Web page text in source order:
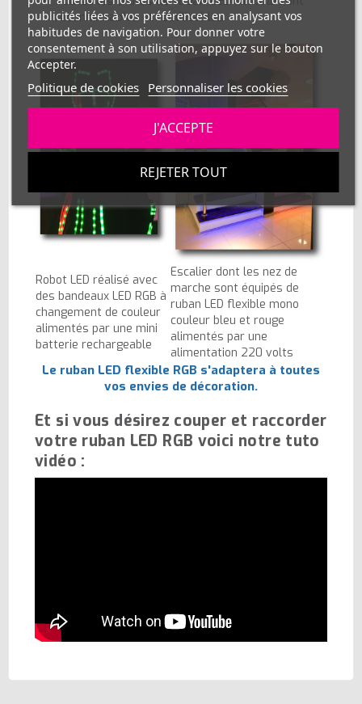
reconnectables et réutilisables
Robot LED réalisé avec
des bandeaux LED RGB à
changement de couleur
alimentés par une mini
batterie rechargeable
Escalier dont les nez de
marche sont équipés de
ruban LED flexible mono
couleur bleu et rouge
alimentés par une
alimentation 220 volts
Le ruban LED flexible RGB s'adaptera à toutes
vos envies de décoration.
Et si vous désirez couper et raccorder
votre ruban LED RGB voici notre tuto
vidéo :
publicités liées à vos préférences en analysant vos
habitudes de navigation. Pour donner votre
consentement à son utilisation, appuyez sur le bouton
Accepter.
Politique de cookies Personnaliser les cookies
REJETER TOUT
J'ACCEPTE